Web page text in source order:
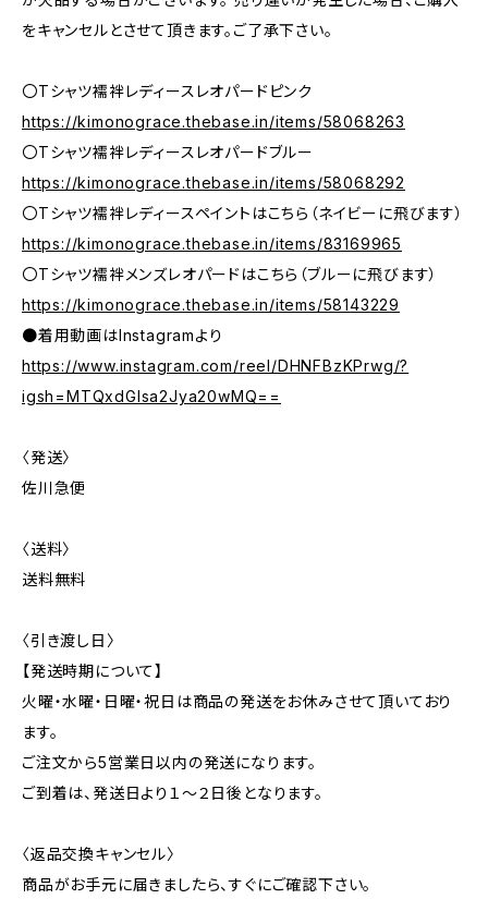
をキャンセルとさせて頂きます。ご了承下さい。
〇Tシャツ襦袢レディースレオパードピンク
https://kimonograce.thebase.in/items/58068263
〇Tシャツ襦袢レディースレオパードブルー
https://kimonograce.thebase.in/items/58068292
〇Tシャツ襦袢レディースペイントはこちら（ネイビーに飛びます）
https://kimonograce.thebase.in/items/83169965
〇Tシャツ襦袢メンズレオパードはこちら（ブルーに飛びます）
https://kimonograce.thebase.in/items/58143229
●着用動画はInstagramより
https://www.instagram.com/reel/DHNFBzKPrwg/?
igsh=MTQxdGlsa2Jya20wMQ==
〈発送〉
佐川急便
〈送料〉
送料無料
〈引き渡し日〉
【発送時期について】
火曜・水曜・日曜・祝日は商品の発送をお休みさせて頂いており
ます。
ご注文から5営業日以内の発送になります。
ご到着は、発送日より１～２日後となります。
〈返品交換キャンセル〉
商品がお手元に届きましたら、すぐにご確認下さい。